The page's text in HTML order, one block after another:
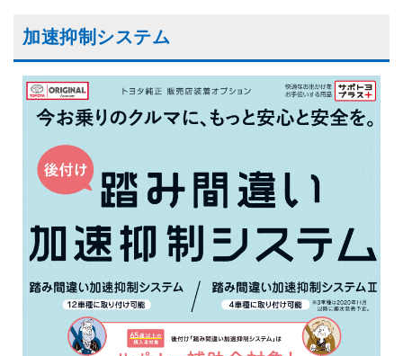
加速抑制システム